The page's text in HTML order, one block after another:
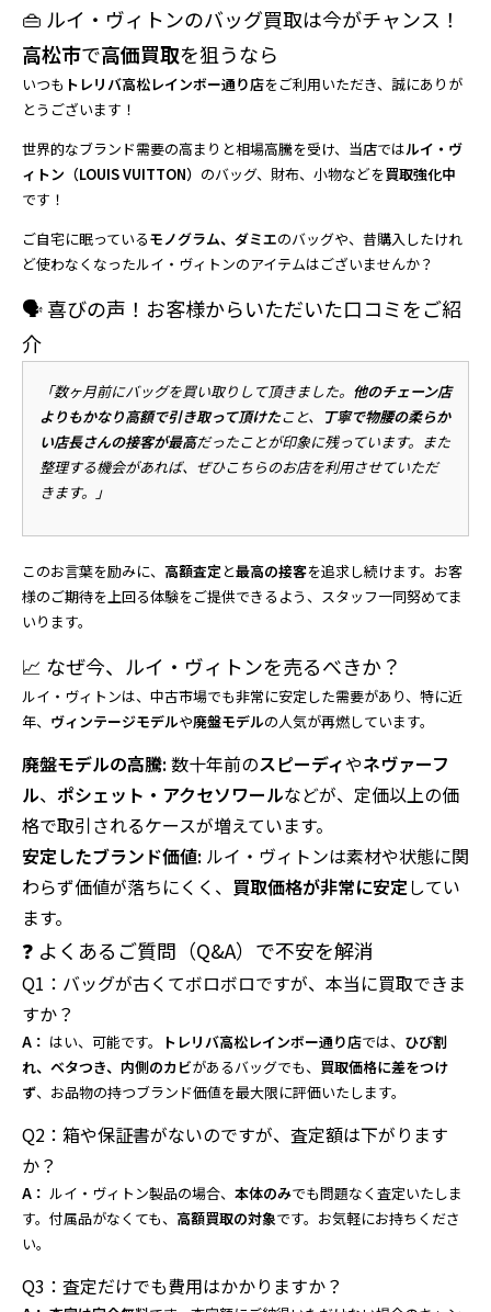
👜 ルイ・ヴィトンのバッグ買取は今がチャンス！
高松市で高価買取を狙うなら
いつも トレリバ高松レインボー通り店をご利用いただき、誠にありが
とうございます！
世界的なブランド需要の高まりと相場高騰を受け、当店ではルイ・ヴ
ィトン（LOUIS VUITTON） のバッグ、財布、小物などを買取強化中
です！
ご自宅に眠っているモノグラム、ダミエのバッグや、昔購入したけれ
ど使わなくなったルイ・ヴィトンのアイテムはございませんか？
🗣️ 喜びの声！お客様からいただいた口コミをご紹
介
「数ヶ月前にバッグを買い取りして頂きました。 他のチェーン店
よりもかなり高額で引き取って頂けたこと、 丁寧で物腰の柔らか
い店長さんの接客が最高だったことが印象に残っています。また
整理する機会があれば、ぜひこちらのお店を利用させていただ
きます。」
このお言葉を励みに、 高額査定と最高の接客を追求し続けます。お客
様のご期待を上回る体験をご提供できるよう、スタッフ一同努めてま
いります。
📈 なぜ今、ルイ・ヴィトンを売るべきか？
ルイ・ヴィトンは、中古市場でも非常に安定した需要があり、特に近
年、 ヴィンテージモデルや廃盤モデルの人気が再燃しています。
廃盤モデルの高騰:数十年前のスピーディやネヴァーフ
ル、 ポシェット・アクセソワールなどが、定価以上の価
格で取引されるケースが増えています。
安定したブランド価値: ルイ・ヴィトンは素材や状態に関
わらず価値が落ちにくく、 買取価格が非常に安定してい
ます。
❓ よくあるご質問（Q&A）で不安を解消
Q1：バッグが古くてボロボロですが、本当に買取できま
すか？
A： はい、可能です。 トレリバ高松レインボー通り店では、 ひび割
れ、ベタつき、内側のカビがあるバッグでも、 買取価格に差をつけ
ず、お品物の持つブランド価値を最大限に評価いたします。
Q2：箱や保証書がないのですが、査定額は下がります
か？
A： ルイ・ヴィトン製品の場合、 本体のみでも問題なく査定いたしま
す。付属品がなくても、 高額買取の対象です。お気軽にお持ちくださ
い。
Q3：査定だけでも費用はかかりますか？